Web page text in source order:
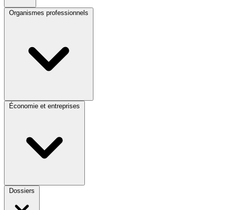
Organismes professionnels
Économie et entreprises
Dossiers